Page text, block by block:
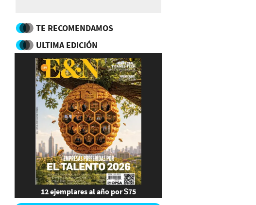
TE RECOMENDAMOS
ULTIMA EDICIÓN
12 ejemplares al año por $75